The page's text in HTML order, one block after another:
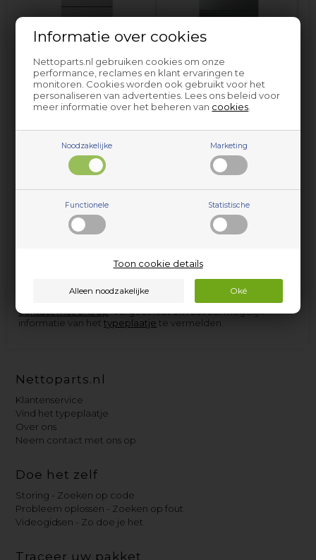
Informatie over cookies
Nettoparts.nl gebruiken cookies om onze
performance, reclames en klant ervaringen te
monitoren. Cookies worden ook gebruikt voor het
personaliseren van advertenties. Lees ons beleid voor
meer informatie over het beheren van cookies
Noodzakelijke Marketing
Functionele Statistische
Toon cookie details
Fornuis en oven Haka Wasmachine Haka
Onderdelen en accessoires voor huishoudelijke apparaten
selectie reserveonderdelen voor vrijwel alle elektrische
apparaten van Haka, en de onderdelen die we niet op
levering hoeft te wachten.
Als u hulp nodig heeft bij het vinden van het juiste
reserveonderdeel voor uw Haka-apparaat, neem dan gerust
contact met ons op. Vergeet niet om zoveel mogelijk
informatie van hettypeplaatje te vermelden.
Nettoparts.nl
Klantenservice
Vind het typeplaatje
Over ons
Neem contact met ons op
Doe het zelf
Storing - Zoeken op code
Probleem oplossen - Zoeken op fout
Videogidsen - Zo doe je het
Traceer uw pakket